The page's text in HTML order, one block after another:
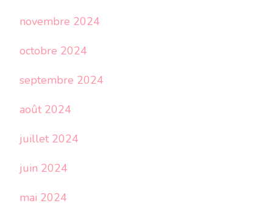
novembre 2024
octobre 2024
septembre 2024
août 2024
juillet 2024
juin 2024
mai 2024